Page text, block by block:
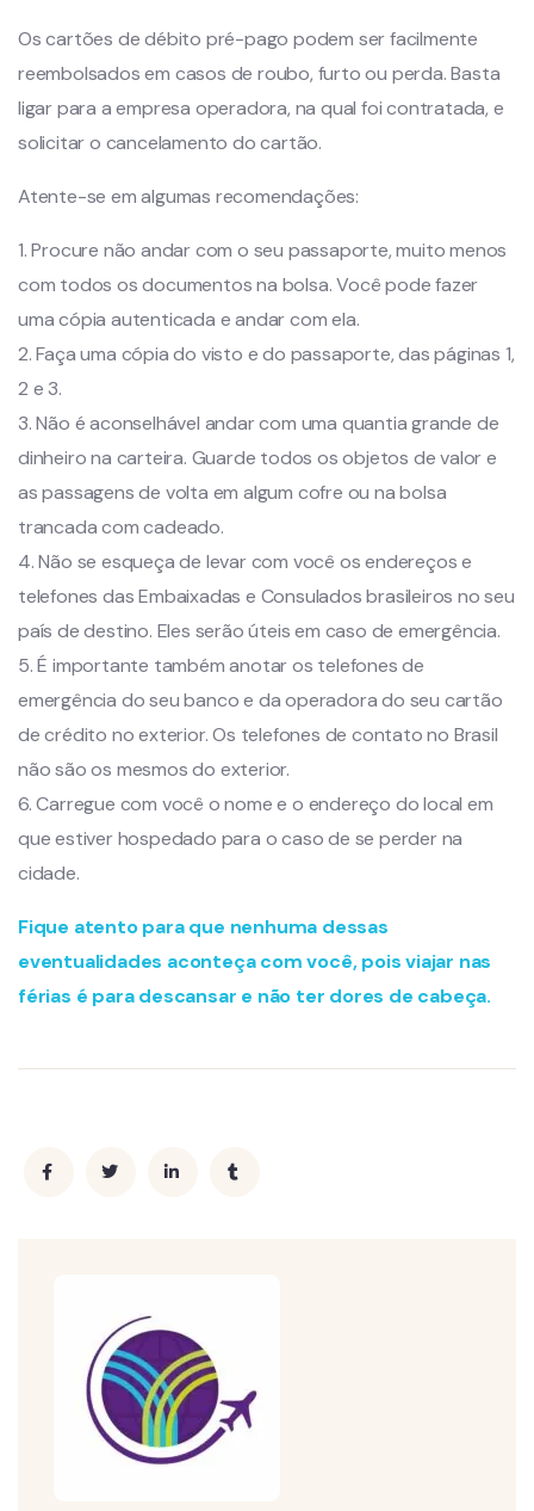
Os cartões de débito pré-pago podem ser facilmente
reembolsados em casos de roubo, furto ou perda. Basta
ligar para a empresa operadora, na qual foi contratada, e
solicitar o cancelamento do cartão.
Atente-se em algumas recomendações:
1. Procure não andar com o seu passaporte, muito menos
com todos os documentos na bolsa. Você pode fazer
uma cópia autenticada e andar com ela.
2. Faça uma cópia do visto e do passaporte, das páginas 1,
2 e 3.
3. Não é aconselhável andar com uma quantia grande de
dinheiro na carteira. Guarde todos os objetos de valor e
as passagens de volta em algum cofre ou na bolsa
trancada com cadeado.
4. Não se esqueça de levar com você os endereços e
telefones das Embaixadas e Consulados brasileiros no seu
país de destino. Eles serão úteis em caso de emergência.
5. É importante também anotar os telefones de
emergência do seu banco e da operadora do seu cartão
de crédito no exterior. Os telefones de contato no Brasil
não são os mesmos do exterior.
6. Carregue com você o nome e o endereço do local em
que estiver hospedado para o caso de se perder na
cidade.
Fique atento para que nenhuma dessas
eventualidades aconteça com você, pois viajar nas
férias é para descansar e não ter dores de cabeça.